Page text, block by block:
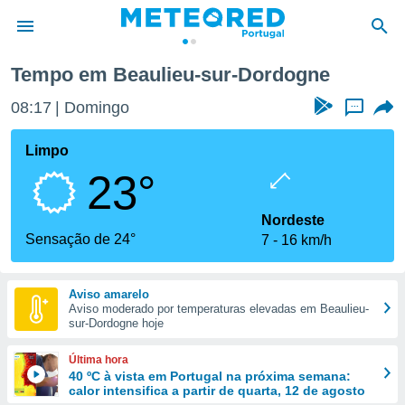
da
foi
fornecidas
a este
das
e
forma
digital
Tempo em Beaulieu-sur-Dordogne
08:17 Domingo ...
Limpo
23°
Sensação de 24°
Nordeste
7
16 km/h
Aviso amarelo
Aviso moderado por temperaturas elevadas em Beaulieu-
sur-Dordogne hoje
Última hora
40 ºC à vista em Portugal na próxima semana:
calor intensifica a partir de quarta, 12 de agosto